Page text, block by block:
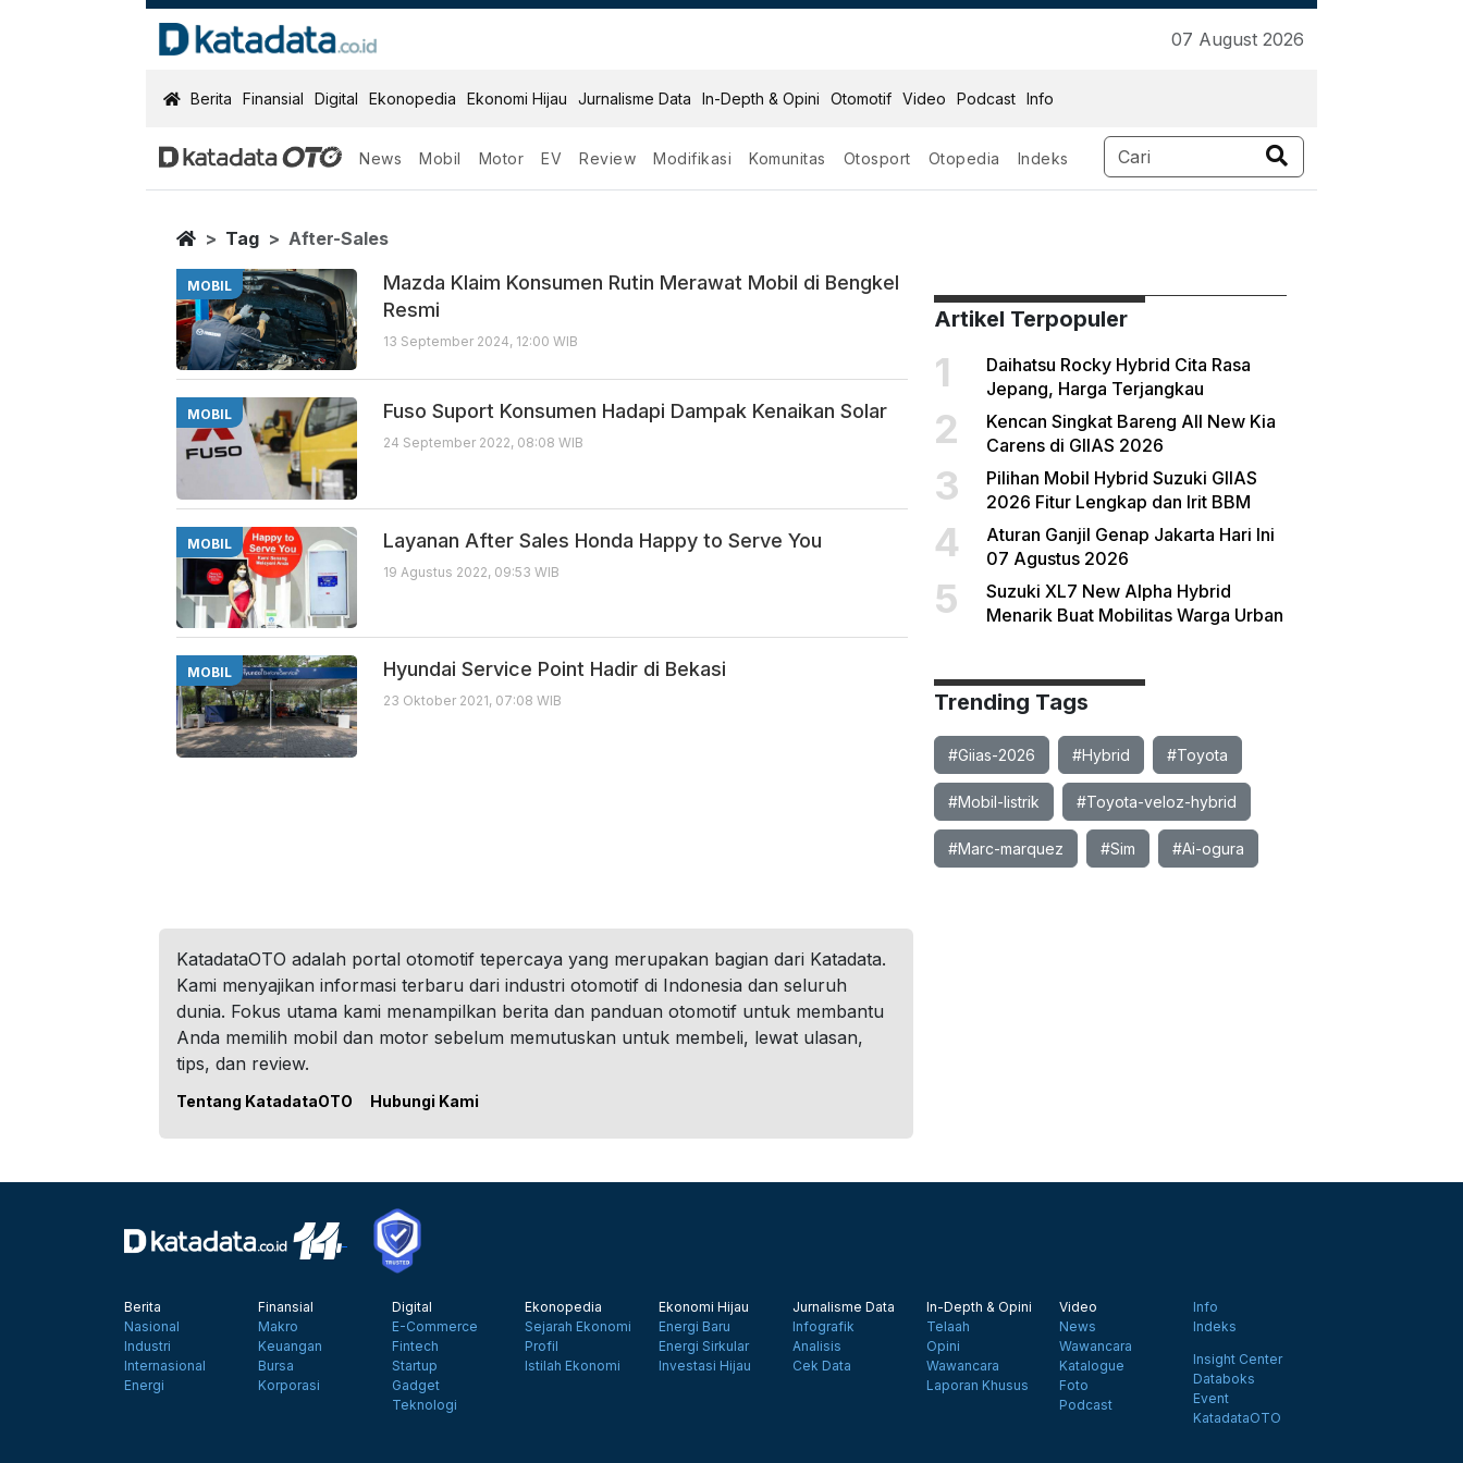
07 August 2026
KatadataOTO
Berita Finansial Digital Ekonopedia Ekonomi Hijau Jurnalisme Data In-Depth & Opini Otomotif Video Podcast Info
News Mobil Motor EV Review Modifikasi Komunitas Otosport Otopedia Indeks
After Sales
Berita Terbaru
Home
Tag After-Sales
MOBIL
Mazda Klaim Konsumen Rutin Merawat Mobil di Bengkel
Resmi
13 September 2024, 12:00 WIB
MOBIL Fuso Suport Konsumen Hadapi Dampak Kenaikan Solar
24 September 2022, 08:08 WIB
MOBIL Layanan After Sales Honda Happy to Serve You
19 Agustus 2022, 09:53 WIB
MOBIL Hyundai Service Point Hadir di Bekasi
23 Oktober 2021, 07:08 WIB
Artikel Terpopuler
1
Daihatsu Rocky Hybrid Cita Rasa
Jepang, Harga Terjangkau
2
Kencan Singkat Bareng All New Kia
Carens di GIIAS 2026
3
Pilihan Mobil Hybrid Suzuki GIIAS
2026 Fitur Lengkap dan Irit BBM
4
Aturan Ganjil Genap Jakarta Hari Ini
07 Agustus 2026
5
Suzuki XL7 New Alpha Hybrid
Menarik Buat Mobilitas Warga Urban
Trending Tags
#Giias-2026 #Hybrid #Toyota
#Mobil-listrik #Toyota-veloz-hybrid
#Marc-marquez #Sim #Ai-ogura
KatadataOTO adalah portal otomotif tepercaya yang merupakan bagian dari Katadata.
Kami menyajikan informasi terbaru dari industri otomotif di Indonesia dan seluruh
dunia. Fokus utama kami menampilkan berita dan panduan otomotif untuk membantu
Anda memilih mobil dan motor sebelum memutuskan untuk membeli, lewat ulasan,
tips, dan review.
Tentang KatadataOTO Hubungi Kami
Berita
Nasional
Industri
Internasional
Energi
Finansial
Makro
Keuangan
Bursa
Korporasi
Digital
E-Commerce
Fintech
Startup
Gadget
Teknologi
Ekonopedia
Sejarah Ekonomi
Profil
Istilah Ekonomi
Ekonomi Hijau
Energi Baru
Energi Sirkular
Investasi Hijau
Jurnalisme Data
Infografik
Analisis
Cek Data
In-Depth & Opini
Telaah
Opini
Wawancara
Laporan Khusus
Video
News
Wawancara
Katalogue
Foto
Podcast
Info
Indeks
Insight Center
Databoks
Event
KatadataOTO